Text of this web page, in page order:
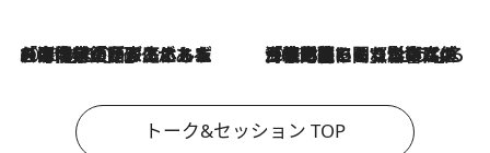
2026.8.3
「今後値上げがあるとすれば…」「リスクがあるのは今年の冬」エネルギー専門家が語る、ホルムズ海峡封鎖が家庭にもたらす“ある心配” 2026.8.3
「住宅建てられない…」「サーチャージ料の高値が続いている」ホルムズ海峡封鎖による影響はいつまで続く？《エネルギー専門家に聞く“どうなる日本の暮らし”》
トーク&セッション TOP